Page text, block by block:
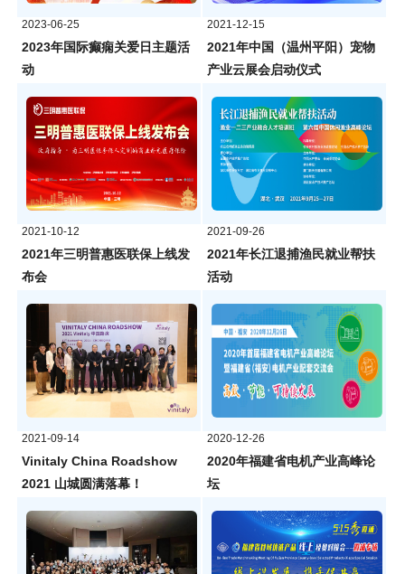
2023-06-25
2023年国际癫痫关爱日主题活
动
2021-12-15
2021年中国（温州平阳）宠物
产业云展会启动仪式
2021-10-12
2021年三明普惠医联保上线发
布会
2021-09-26
2021年长江退捕渔民就业帮扶
活动
2021-09-14
Vinitaly China Roadshow
2021 山城圆满落幕！
2020-12-26
2020年福建省电机产业高峰论
坛